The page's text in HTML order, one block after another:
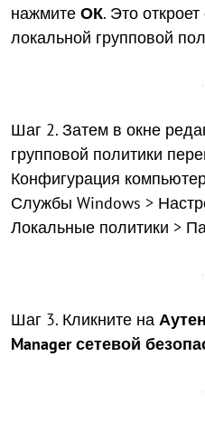
нажмите ОК. Это
локальной групповой
Шаг 2. Затем в окне
групповой политики
Конфигурация
Службы Windows >
Локальные политики >
Шаг 3. Кликните на
Manager сетевой